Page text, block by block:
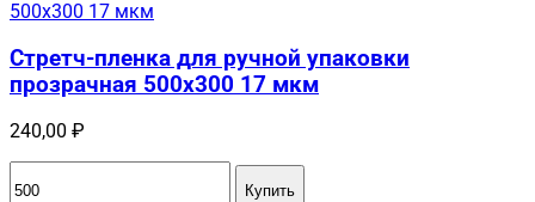
Стретч-пленка для ручной упаковки
прозрачная 500х300 17 мкм
240,00 ₽
Купить